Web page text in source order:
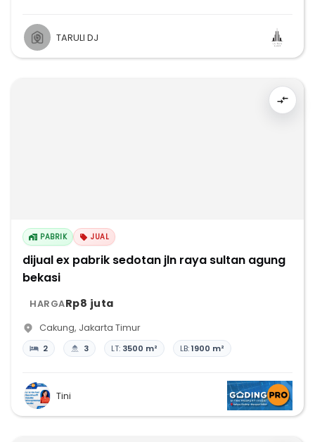
TARULI DJ
PABRIK JUAL
dijual ex pabrik sedotan jln raya sultan agung
bekasi
HARGARp8 juta
Cakung, Jakarta Timur
2 3 LT: 3500 m² LB:1900 m²
Tini